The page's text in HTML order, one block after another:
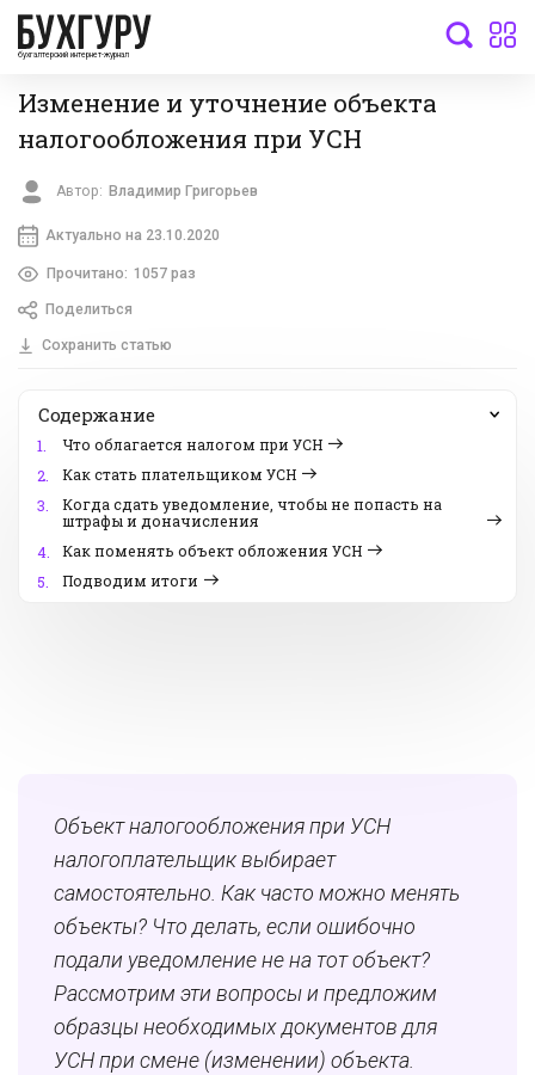
бухгалтерский интернет-журнал
Изменение и уточнение объекта
налогообложения при УСН
Автор: Владимир Григорьев
Актуально на 23.10.2020
Прочитано: 1057 раз
Поделиться
Сохранить статью
Содержание
1.
Что облагается налогом при УСН
2.
Как стать плательщиком УСН
3.
Когда сдать уведомление, чтобы не попасть на
штрафы и доначисления
4.
Как поменять объект обложения УСН
5.
Подводим итоги
Объект налогообложения при УСН
налогоплательщиквыбирает
самостоятельно. Как часто можно менять
объекты? Что делать, если ошибочно
подали уведомление не на тот объект?
Рассмотрим эти вопросы и предложим
образцы необходимых документов для
УСН при смене (изменении) объекта.